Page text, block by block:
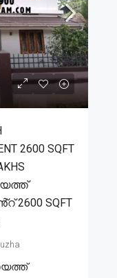
2600 SQFT
SQFT